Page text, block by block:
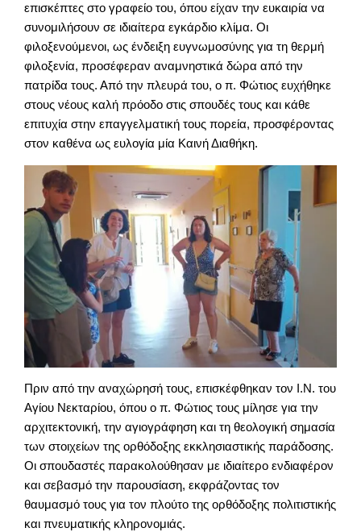
επισκέπτες στο γραφείο του, όπου είχαν την ευκαιρία να
συνομιλήσουν σε ιδιαίτερα εγκάρδιο κλίμα. Οι
φιλοξενούμενοι, ως ένδειξη ευγνωμοσύνης για τη θερμή
φιλοξενία, προσέφεραν αναμνηστικά δώρα από την
πατρίδα τους. Από την πλευρά του, ο π. Φώτιος ευχήθηκε
στους νέους καλή πρόοδο στις σπουδές τους και κάθε
επιτυχία στην επαγγελματική τους πορεία, προσφέροντας
στον καθένα ως ευλογία μία Καινή Διαθήκη.
Πριν από την αναχώρησή τους, επισκέφθηκαν τον Ι.Ν. του
Αγίου Νεκταρίου, όπου ο π. Φώτιος τους μίλησε για την
αρχιτεκτονική, την αγιογράφηση και τη θεολογική σημασία
των στοιχείων της ορθόδοξης εκκλησιαστικής παράδοσης.
Οι σπουδαστές παρακολούθησαν με ιδιαίτερο ενδιαφέρον
και σεβασμό την παρουσίαση, εκφράζοντας τον
θαυμασμό τους για τον πλούτο της ορθόδοξης πολιτιστικής
και πνευματικής κληρονομιάς.